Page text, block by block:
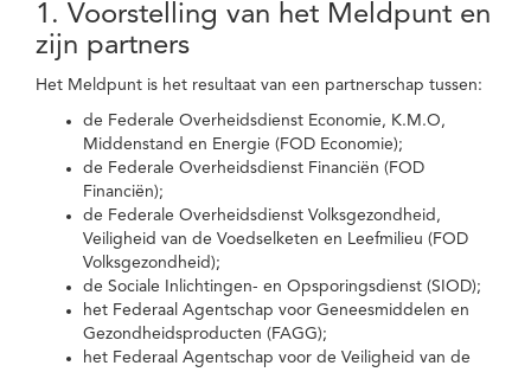
1. Voorstelling van het Meldpunt en
zijn partners
Het Meldpunt is het resultaat van een partnerschap tussen:
de Federale Overheidsdienst Economie, K.M.O,
Middenstand en Energie (FOD Economie);
de Federale Overheidsdienst Financiën (FOD
Financiën);
de Federale Overheidsdienst Volksgezondheid,
Veiligheid van de Voedselketen en Leefmilieu (FOD
Volksgezondheid);
de Sociale Inlichtingen- en Opsporingsdienst (SIOD);
het Federaal Agentschap voor Geneesmiddelen en
Gezondheidsproducten (FAGG);
het Federaal Agentschap voor de Veiligheid van de